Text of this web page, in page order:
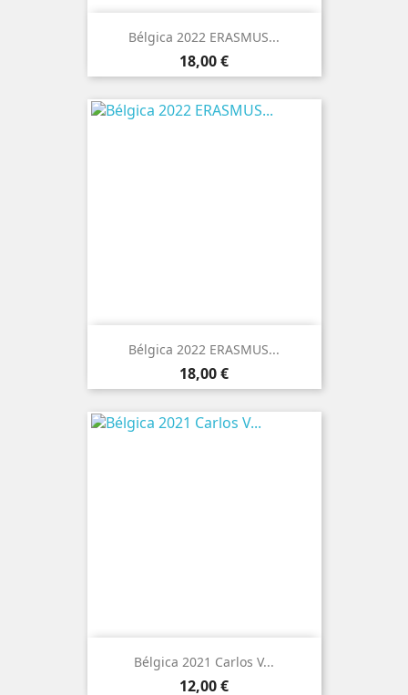
Bélgica 2022 ERASMUS...
Preço
18,00 €
Bélgica 2022 ERASMUS...
Preço
18,00 €
Bélgica 2021 Carlos V...
Preço
12,00 €